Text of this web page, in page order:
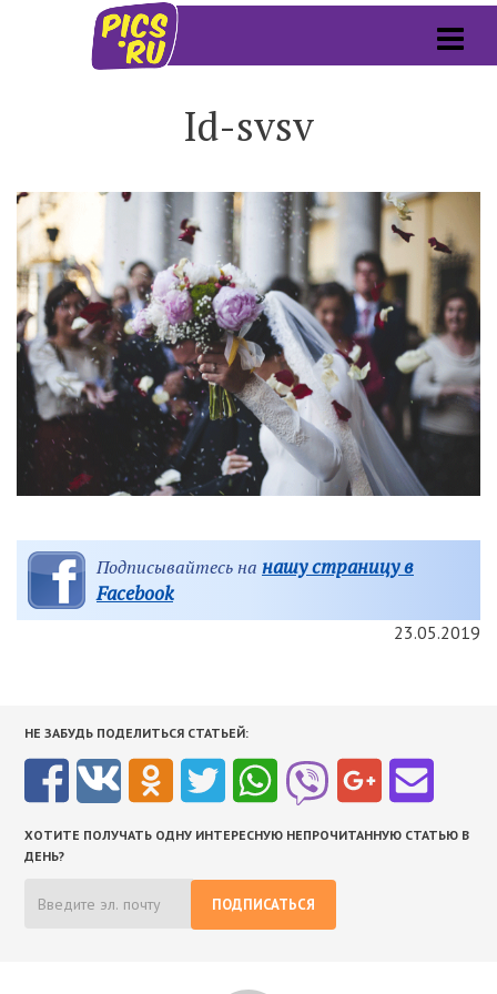
Id-svsv
Подписывайтесь на нашу страницу в
Facebook
23.05.2019
НЕ ЗАБУДЬ ПОДЕЛИТЬСЯ СТАТЬЕЙ:
ХОТИТЕ ПОЛУЧАТЬ ОДНУ ИНТЕРЕСНУЮ НЕПРОЧИТАННУЮ СТАТЬЮ В
ДЕНЬ?
ПОДПИСАТЬСЯ